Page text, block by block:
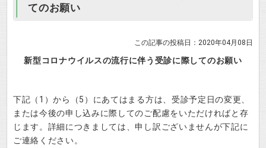
てのお願い
この記事の投稿日：2020年04月08日
新型コロナウイルスの流行に伴う受診に際してのお願い
下記（1）から（5）にあてはまる方は、受診予定日の変更、
または今後の申し込みに際してのご配慮をいただければと存
じます。詳細につきましては、申し訳ございませんが下記に
ご連絡ください。